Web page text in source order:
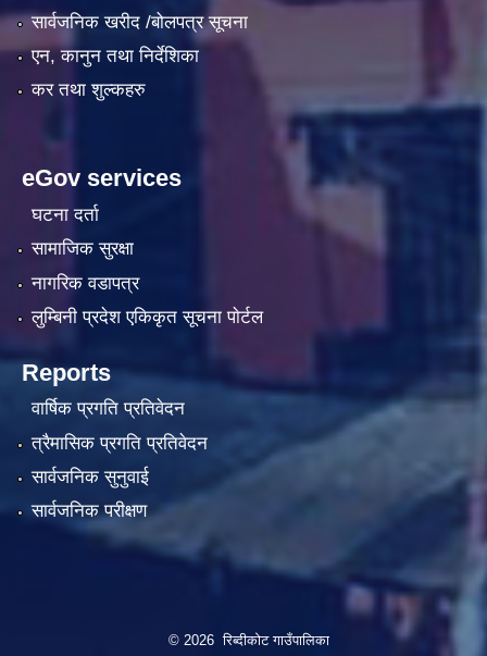
सार्वजनिक खरीद /बोलपत्र सूचना
एन, कानुन तथा निर्देशिका
कर तथा शुल्कहरु
eGov services
घटना दर्ता
सामाजिक सुरक्षा
नागरिक वडापत्र
लुम्बिनी प्रदेश एकिकृत सूचना पाेर्टल
Reports
वार्षिक प्रगति प्रतिवेदन
त्रैमासिक प्रगति प्रतिवेदन
सार्वजनिक सुनुवाई
सार्वजनिक परीक्षण
© 2026 रिब्दीकोट गाउँपालिका